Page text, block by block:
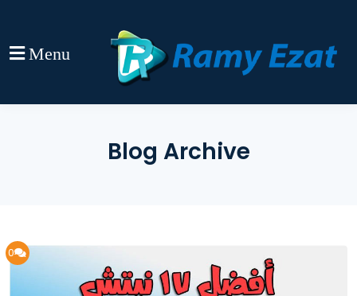
Menu
Blog Archive
0